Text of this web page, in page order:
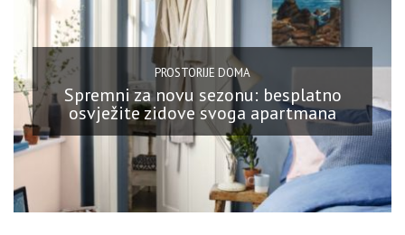
PROSTORIJE DOMA
Spremni za novu sezonu: besplatno
osvježite zidove svoga apartmana